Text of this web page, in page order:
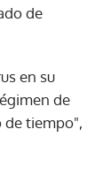
de
en su
de
tiempo",